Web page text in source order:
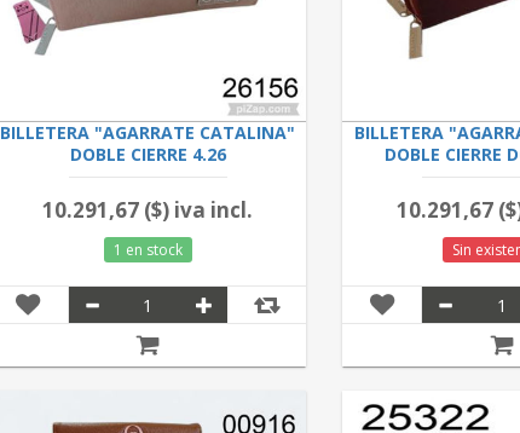
BILLETERA "AGARRATE CATALINA"
DOBLE CIERRE 4.26
10.291,67 ($) iva incl.
1 en stock
BILLETERA
DOBLE CIERRE
10.291,67
Sin